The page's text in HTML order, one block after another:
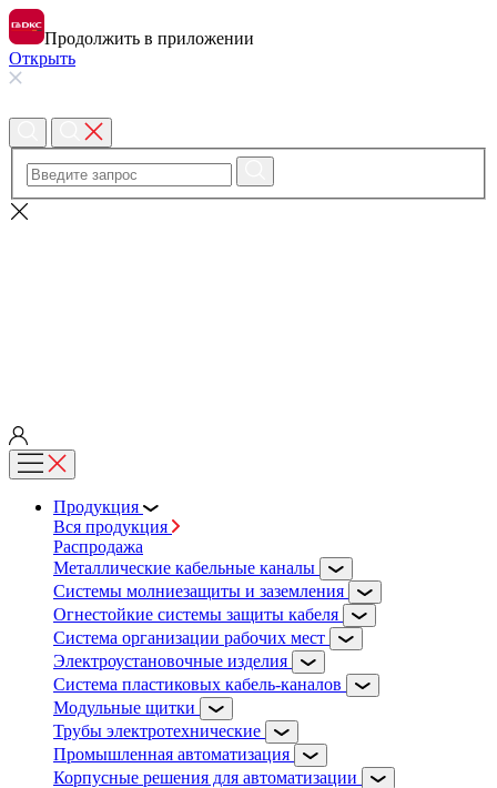
Продолжить в приложении
Открыть
Продукция
Вся продукция
Распродажа
Металлические кабельные каналы
Системы молниезащиты и заземления
Огнестойкие системы защиты кабеля
Система организации рабочих мест
Электроустановочные изделия
Система пластиковых кабель-каналов
Модульные щитки
Трубы электротехнические
Промышленная автоматизация
Корпусные решения для автоматизации